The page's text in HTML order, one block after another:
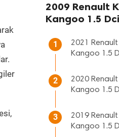
2009 Renault
Kangoo 1.5 Dci
1
2021
Kangoo 1.5
2
2020
Kangoo 1.5
3
2019
Kangoo 1.5